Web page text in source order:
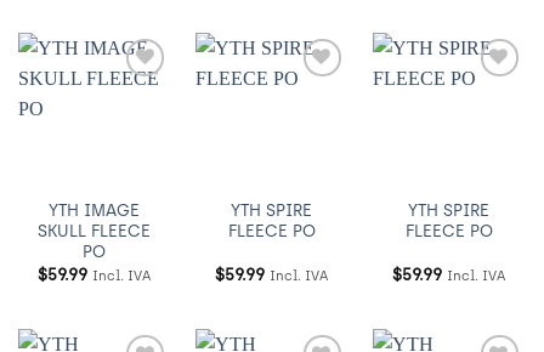
YTH IMAGE
SKULL FLEECE
PO
$59.99 Incl. IVA
YTH SPIRE
FLEECE PO
$59.99 Incl. IVA
YTH SPIRE
FLEECE PO
$59.99 Incl. IVA